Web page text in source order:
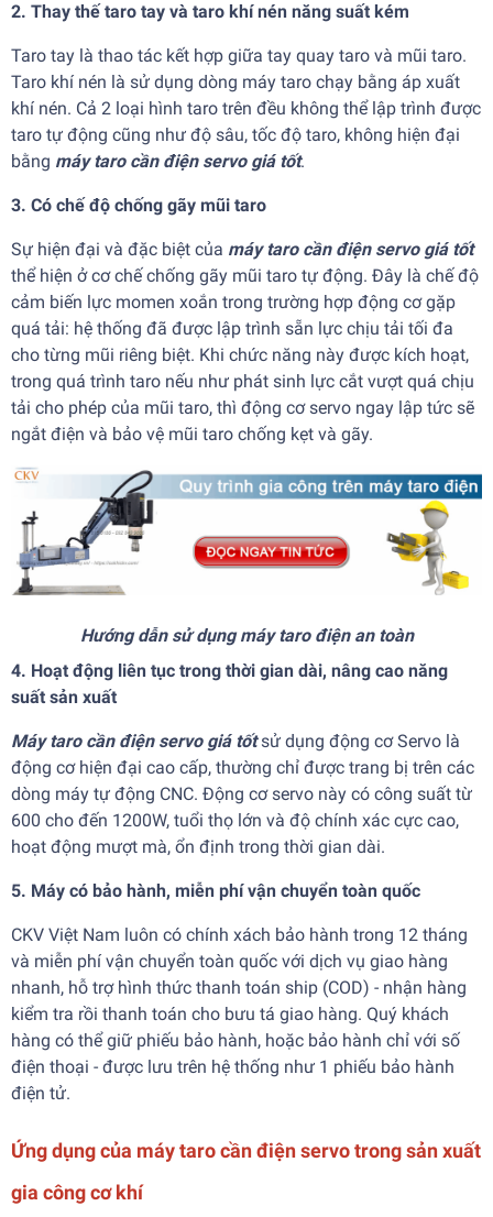
2. Thay thế taro tay và taro khí nén năng suất kém
Taro tay là thao tác kết hợp giữa tay quay taro và mũi taro.
Taro khí nén là sử dụng dòng máy taro chạy bằng áp xuất
khí nén. Cả 2 loại hình taro trên đều không thể lập trình được
taro tự động cũng như độ sâu, tốc độ taro, không hiện đại
bằng máy taro cần điện servo giá tốt.
3. Có chế độ chống gãy mũi taro
Sự hiện đại và đặc biệt của máy taro cần điện servo giá tốt
thể hiện ở cơ chế chống gãy mũi taro tự động. Đây là chế độ
cảm biến lực momen xoắn trong trường hợp động cơ gặp
quá tải: hệ thống đã được lập trình sẵn lực chịu tải tối đa
cho từng mũi riêng biệt. Khi chức năng này được kích hoạt,
trong quá trình taro nếu như phát sinh lực cắt vượt quá chịu
tải cho phép của mũi taro, thì động cơ servo ngay lập tức sẽ
ngắt điện và bảo vệ mũi taro chống kẹt và gãy.
Hướng dẫn sử dụng máy taro điện an toàn
4. Hoạt động liên tục trong thời gian dài, nâng cao năng
suất sản xuất
Máy taro cần điện servo giá tốtsử dụng động cơ Servo là
động cơ hiện đại cao cấp, thường chỉ được trang bị trên các
dòng máy tự động CNC. Động cơ servo này có công suất từ
600 cho đến 1200W, tuổi thọ lớn và độ chính xác cực cao,
hoạt động mượt mà, ổn định trong thời gian dài.
5. Máy có bảo hành, miễn phí vận chuyển toàn quốc
CKV Việt Nam luôn có chính xách bảo hành trong 12 tháng
và miễn phí vận chuyển toàn quốc với dịch vụ giao hàng
nhanh, hỗ trợ hình thức thanh toán ship (COD) - nhận hàng
kiểm tra rồi thanh toán cho bưu tá giao hàng. Quý khách
hàng có thể giữ phiếu bảo hành, hoặc bảo hành chỉ với số
điện thoại - được lưu trên hệ thống như 1 phiếu bảo hành
điện tử.
Ứng dụng của máy taro cần điện servo trong sản xuất
gia công cơ khí